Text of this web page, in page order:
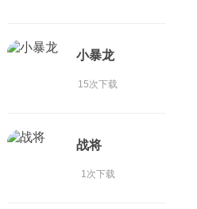
小暴龙
15次下载
战将
1次下载